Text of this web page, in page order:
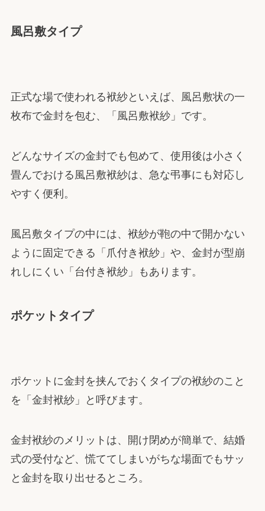
風呂敷タイプ
正式な場で使われる袱紗といえば、風呂敷状の一
枚布で金封を包む、「風呂敷袱紗」です。
どんなサイズの金封でも包めて、使用後は小さく
畳んでおける風呂敷袱紗は、急な弔事にも対応し
やすく便利。
風呂敷タイプの中には、袱紗が鞄の中で開かない
ように固定できる「爪付き袱紗」や、金封が型崩
れしにくい「台付き袱紗」もあります。
ポケットタイプ
ポケットに金封を挟んでおくタイプの袱紗のこと
を「金封袱紗」と呼びます。
金封袱紗のメリットは、開け閉めが簡単で、結婚
式の受付など、慌ててしまいがちな場面でもサッ
と金封を取り出せるところ。